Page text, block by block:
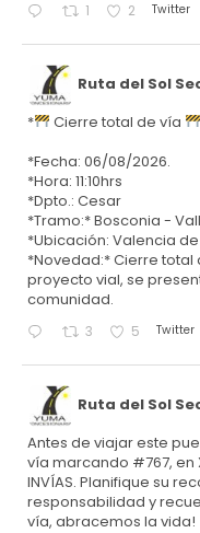
1 2 Twitter
Ruta del Sol
* Cierre total de vía
*Fecha: 06/08/2026.
*Hora: 11:10hrs
*Dpto.: Cesar
*Tramo:* Bosconia -
*Ubicación: Valencia de
*Novedad:* Cierre
proyecto vial, se
comunidad.
3 5 Twitter
Ruta del Sol
Antes de viajar este
vía marcando #767, en
INVÍAS. Planifique su
responsabilidad y
vía, abracemos la vida!